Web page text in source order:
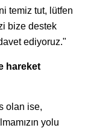
temiz tut, lütfen
bize destek
ediyoruz."
hareket
olan ise,
yolu